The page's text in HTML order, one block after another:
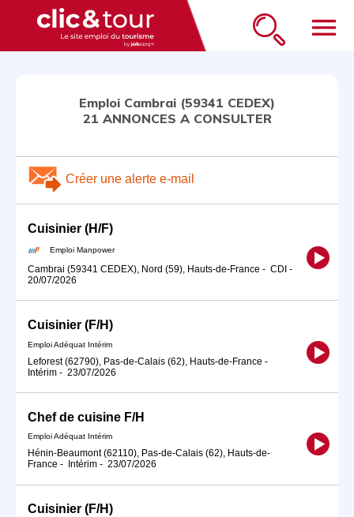
menu
Emploi Cambrai (59341 CEDEX)
21 ANNONCES A CONSULTER
Créer une alerte e-mail
Cuisinier (H/F)
Emploi Manpower
Cambrai (59341 CEDEX), Nord (59), Hauts-de-France - CDI -
20/07/2026
Cuisinier (F/H)
Emploi Adéquat Intérim
Leforest (62790), Pas-de-Calais (62), Hauts-de-France -
Intérim - 23/07/2026
Chef de cuisine F/H
Emploi Adéquat Intérim
Hénin-Beaumont (62110), Pas-de-Calais (62), Hauts-de-
France - Intérim - 23/07/2026
Cuisinier (F/H)